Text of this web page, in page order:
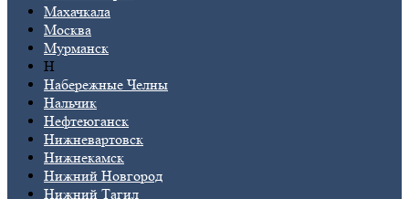
Махачкала
Москва
Мурманск
Н
Набережные Челны
Нальчик
Нефтеюганск
Нижневартовск
Нижнекамск
Нижний Новгород
Нижний Тагил